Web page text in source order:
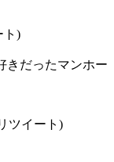
ト)
きだったマンホー
ツイート)